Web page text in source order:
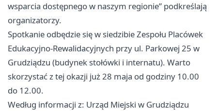
wsparcia dostępnego w naszym regionie” podkreślają
organizatorzy.
Spotkanie odbędzie się w siedzibie Zespołu Placówek
Edukacyjno-Rewalidacyjnych przy ul. Parkowej 25 w
Grudziądzu (budynek stołówki i internatu). Warto
skorzystać z tej okazji już 28 maja od godziny 10.00
do 12.00.
Według informacji z: Urząd Miejski w Grudziądzu